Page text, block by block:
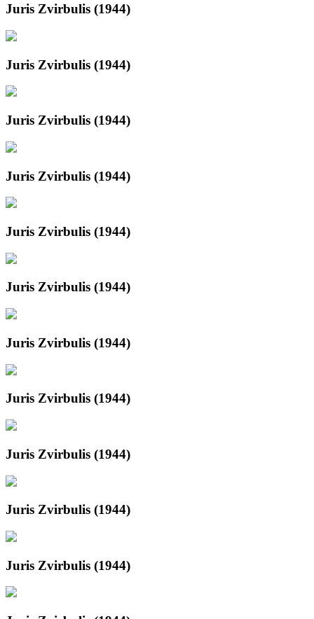
Juris Zvirbulis (1944)
Juris Zvirbulis (1944)
Juris Zvirbulis (1944)
Juris Zvirbulis (1944)
Juris Zvirbulis (1944)
Juris Zvirbulis (1944)
Juris Zvirbulis (1944)
Juris Zvirbulis (1944)
Juris Zvirbulis (1944)
Juris Zvirbulis (1944)
Juris Zvirbulis (1944)